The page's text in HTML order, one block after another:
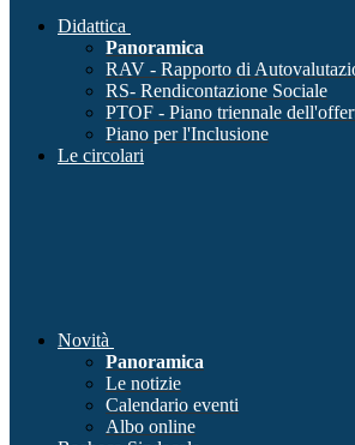
Didattica
Panoramica
RAV - Rapporto di
RS- Rendicontazione Sociale
PTOF - Piano triennale
Piano per l'Inclusione
Le circolari
Novità
Panoramica
Le notizie
Calendario eventi
Albo online